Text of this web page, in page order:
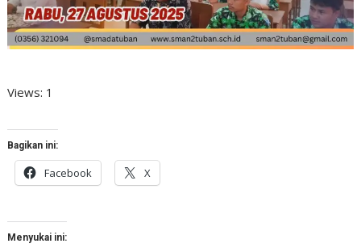
Views: 1
Bagikan ini:
Facebook X
Menyukai ini: